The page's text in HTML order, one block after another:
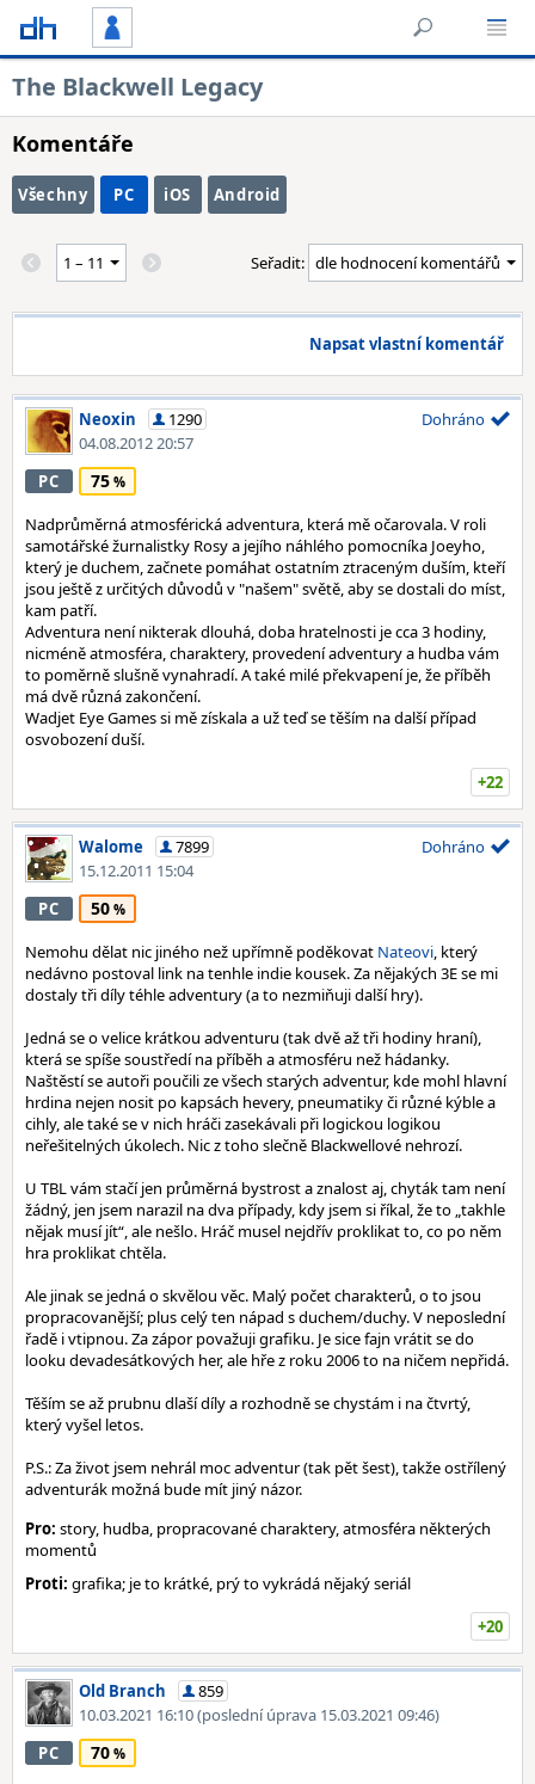
The Blackwell Legacy
Komentáře
Všechny PC iOS Android
Seřadit:
Napsat vlastní komentář
Neoxin
1290
04.08.2012 20:57
Dohráno
PC 75
Nadprůměrná atmosférická adventura, která mě očarovala. V roli
samotářské žurnalistky Rosy a jejího náhlého pomocníka Joeyho,
který je duchem, začnete pomáhat ostatním ztraceným duším, kteří
jsou ještě z určitých důvodů v "našem" světě, aby se dostali do míst,
kam patří.
Adventura není nikterak dlouhá, doba hratelnosti je cca 3 hodiny,
nicméně atmosféra, charaktery, provedení adventury a hudba vám
to poměrně slušně vynahradí. A také milé překvapení je, že příběh
má dvě různá zakončení.
Wadjet Eye Games si mě získala a už teď se těším na další případ
osvobození duší.
+22
Walome
7899
15.12.2011 15:04
Dohráno
PC 50
Nemohu dělat nic jiného než upřímně poděkovat Nateovi, který
nedávno postoval link na tenhle indie kousek. Za nějakých 3E se mi
dostaly tři díly téhle adventury (a to nezmiňuji další hry).
Jedná se o velice krátkou adventuru (tak dvě až tři hodiny hraní),
která se spíše soustředí na příběh a atmosféru než hádanky.
Naštěstí se autoři poučili ze všech starých adventur, kde mohl hlavní
hrdina nejen nosit po kapsách hevery, pneumatiky či různé kýble a
cihly, ale také se v nich hráči zasekávali při logickou logikou
neřešitelných úkolech. Nic z toho slečně Blackwellové nehrozí.
U TBL vám stačí jen průměrná bystrost a znalost aj, chyták tam není
žádný, jen jsem narazil na dva případy, kdy jsem si říkal, že to „takhle
nějak musí jít“, ale nešlo. Hráč musel nejdřív proklikat to, co po něm
hra proklikat chtěla.
Ale jinak se jedná o skvělou věc. Malý počet charakterů, o to jsou
propracovanější; plus celý ten nápad s duchem/duchy. V neposlední
řadě i vtipnou. Za zápor považuji grafiku. Je sice fajn vrátit se do
looku devadesátkových her, ale hře z roku 2006 to na ničem nepřidá.
Těším se až prubnu dlaší díly a rozhodně se chystám i na čtvrtý,
který vyšel letos.
P.S.: Za život jsem nehrál moc adventur (tak pět šest), takže ostřílený
adventurák možná bude mít jiný názor.
Pro: story, hudba, propracované charaktery, atmosféra některých
momentů
Proti: grafika; je to krátké, prý to vykrádá nějaký seriál
+20
Old Branch
859
10.03.2021 16:10(poslední úprava 15.03.2021 09:46)
PC
70